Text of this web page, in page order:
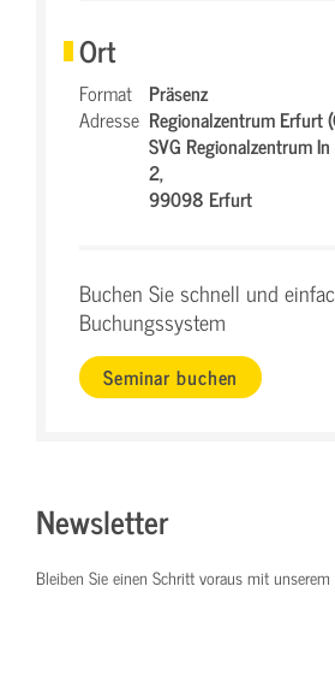
Ort
Format Präsenz
Adresse Regionalzentrum Erfurt
SVG Regionalzentrum
2,
99098 Erfurt
Buchen Sie schnell und
Buchungssystem
Seminar buchen
Newsletter
Bleiben Sie einen Schritt voraus mit unserem